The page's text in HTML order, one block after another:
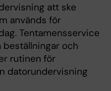
att ske
används för
Tentamensservice
beställningar och
rutinen för
datorundervisning